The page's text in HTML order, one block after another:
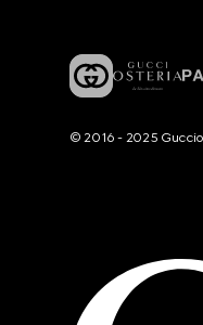
© 2016 - 2025